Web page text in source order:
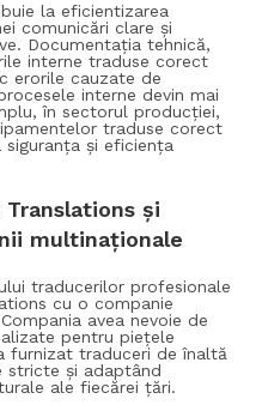
la eficientizarea
comunicări clare și
Documentația tehnică,
interne traduse corect
erorile cauzate de
interne devin mai
în sectorul producției,
traduse corect
și eficiența
și
multinaționale
traducerilor profesionale
cu o companie
avea nevoie de
pentru piețele
furnizat traduceri de înaltă
stricte și adaptând
ale fiecărei țări.